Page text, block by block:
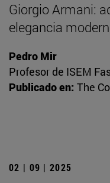
Giorgio Armani:
elegancia
Pedro Mir
Profesor de ISEM
Publicado en: The
02 | 09 | 2025